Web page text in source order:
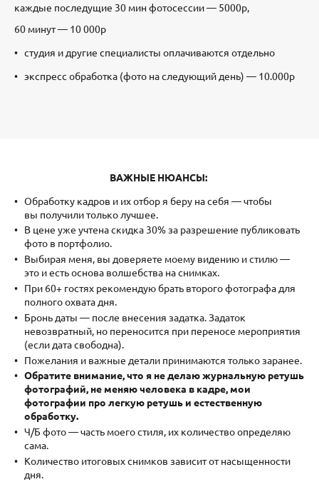
каждые последущие 30 мин фотосессии — 5000р,
60 минут — 10 000р
студия и другие специалисты оплачиваются отдельно
экспресс обработка (фото на следующий день) — 10.000р
ВАЖНЫЕ НЮАНСЫ:
Обработку кадров и их отбор я беру на себя — чтобы
вы получили только лучшее.
В цене уже учтена скидка 30% за разрешение публиковать
фото в портфолио.
Выбирая меня, вы доверяете моему видению и стилю —
это и есть основа волшебства на снимках.
При 60+ гостях рекомендую брать второго фотографа для
полного охвата дня.
Бронь даты — после внесения задатка. Задаток
невозвратный, но переносится при переносе мероприятия
(если дата свободна).
Пожелания и важные детали принимаются только заранее.
Обратите внимание, что я не делаю журнальную ретушь
фотографий, не меняю человека в кадре, мои
фотографии про легкую ретушь и естественную
обработку.
Ч/Б фото — часть моего стиля, их количество определяю
сама.
Количество итоговых снимков зависит от насыщенности
дня.